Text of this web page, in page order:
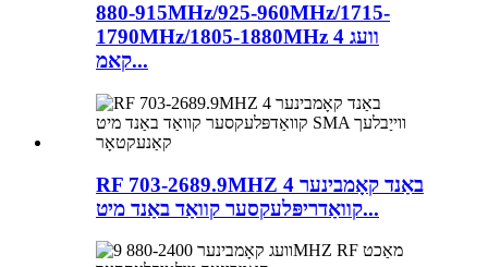
880-915MHz/925-960MHz/1715-
1790MHz/1805-1880MHz 4 וועג
קאמ...
RF 703-2689.9MHZ 4 באַנד קאָמבינער
קוואַדריפּלעקסער קוואַד באַנד מיט...